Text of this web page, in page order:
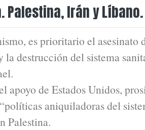
Palestina, Irán y Líbano.
es prioritario el asesinato
la destrucción del sistema
apoyo de Estados Unidos,
aniquiladoras del
Palestina.